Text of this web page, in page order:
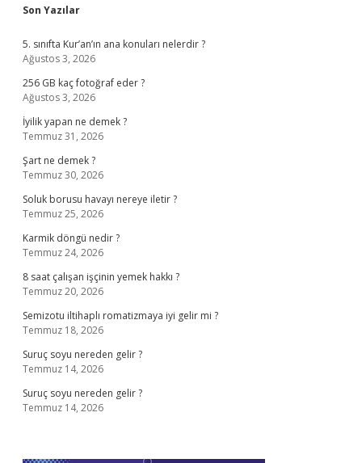
Sidebar
Son Yazılar
5. sınıfta Kur’an’ın ana konuları nelerdir ?
Ağustos 3, 2026
256 GB kaç fotoğraf eder ?
Ağustos 3, 2026
İyilik yapan ne demek ?
Temmuz 31, 2026
Şart ne demek ?
Temmuz 30, 2026
Soluk borusu havayı nereye iletir ?
Temmuz 25, 2026
Karmik döngü nedir ?
Temmuz 24, 2026
8 saat çalışan işçinin yemek hakkı ?
Temmuz 20, 2026
Semizotu iltihaplı romatizmaya iyi gelir mi ?
Temmuz 18, 2026
Suruç soyu nereden gelir ?
Temmuz 14, 2026
Suruç soyu nereden gelir ?
Temmuz 14, 2026